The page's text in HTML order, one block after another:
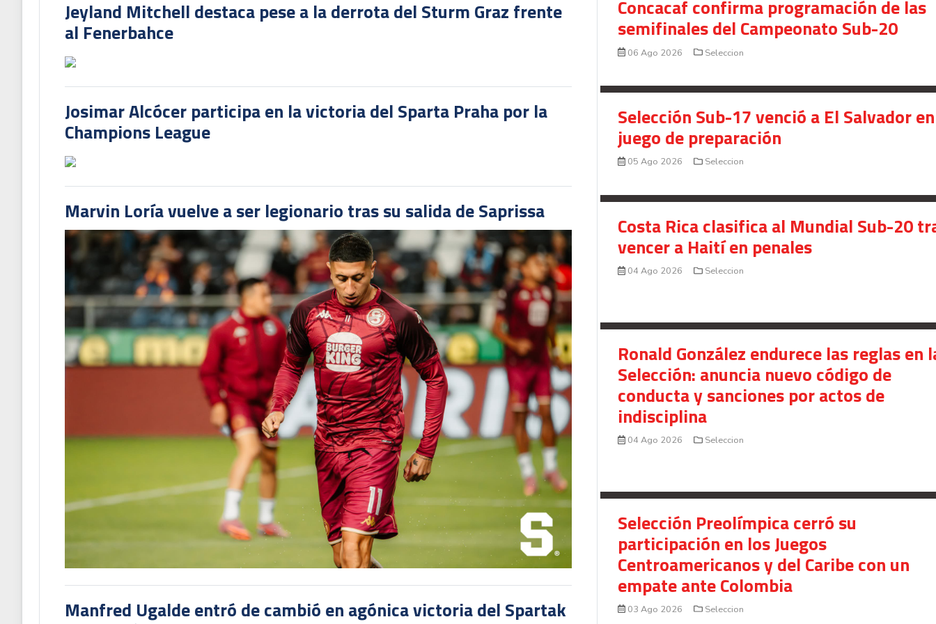
Jeyland Mitchell destaca pese a la derrota del Sturm Graz frente
al Fenerbahce
Josimar Alcócer participa en la victoria del Sparta Praha por la
Champions League
Marvin Loría vuelve a ser legionario tras su salida de Saprissa
Manfred Ugalde entró de cambió en agónica victoria del Spartak
Concacaf confirma programación de las
semifinales del Campeonato Sub-20
06 Ago 2026 Seleccion
Selección Sub-17 venció a El Salvador en
juego de preparación
05 Ago 2026 Seleccion
Costa Rica clasifica al Mundial Sub-20
vencer a Haití en penales
04 Ago 2026 Seleccion
Ronald González endurece las reglas en
Selección: anuncia nuevo código de
conducta y sanciones por actos de
indisciplina
04 Ago 2026 Seleccion
Selección Preolímpica cerró su
participación en los Juegos
Centroamericanos y del Caribe con un
empate ante Colombia
03 Ago 2026 Seleccion